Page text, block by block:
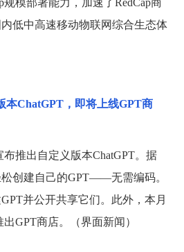
规模部署能力，加速了RedCap商
低中高速移动物联网综合生态体
本ChatGPT，即将上线GPT商
布推出自定义版本ChatGPT。据
创建自己的GPT——无需编码。
并公开共享它们。此外，本月
GPT商店。（界面新闻）